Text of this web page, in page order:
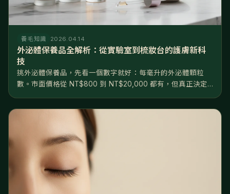
養毛知識 2026.04.14
外泌體保養品全解析：從實驗室到梳妝台的護膚新科
技
挑外泌體保養品，先看一個數字就好：每毫升的外泌體顆粒
數。市面價格從 NT$800 到 NT$20,000 都有，但真正決定
本不在同一個檔次。產品大致分三級：日常保養級（10⁸...